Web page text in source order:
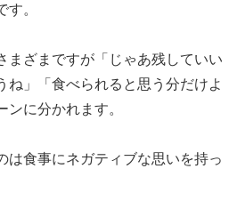
す。
まざまですが「じゃあ残していい
ね」「食べられると思う分だけよ
ンに分かれます。
は食事にネガティブな思いを持っ